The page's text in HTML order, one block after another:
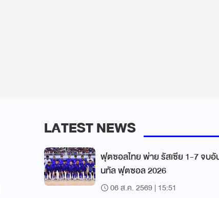
LATEST NEWS
ฟุตซอลไทย พ่าย รัสเซีย 1-7 จบ
นทัล ฟุตซอล 2026
06 ส.ค. 2569 | 15:51